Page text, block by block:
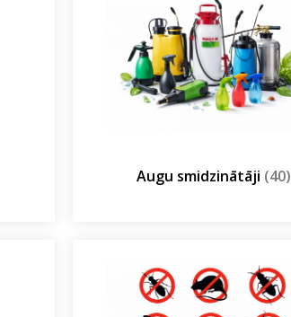
Augu smidzinātāji (40)